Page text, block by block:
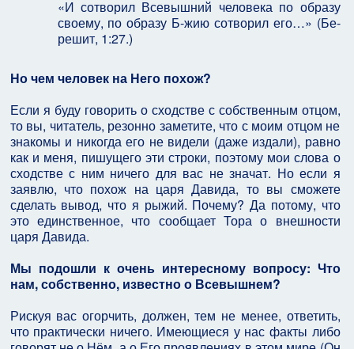
«И сотворил Всевышний человека по образу
своему, по образу Б-жию сотворил его…» (Бе-
решит, 1:27.)
Но чем человек на Него похож?
Если я буду говорить о сходстве с собственным отцом,
то вы, читатель, резонно заметите, что с моим отцом не
знакомы и никогда его не видели (даже издали), равно
как и меня, пишущего эти строки, поэтому мои слова о
сходстве с ним ничего для вас не значат. Но если я
заявлю, что похож на царя Давида, то вы сможете
сделать вывод, что я рыжий. Почему? Да потому, что
это единственное, что сообщает Тора о внешности
царя Давида.
Мы подошли к очень интересному вопросу: Что
нам, собственно, известно о Всевышнем?
Рискуя вас огорчить, должен, тем не менее, ответить,
что практически ничего. Имеющиеся у нас факты либо